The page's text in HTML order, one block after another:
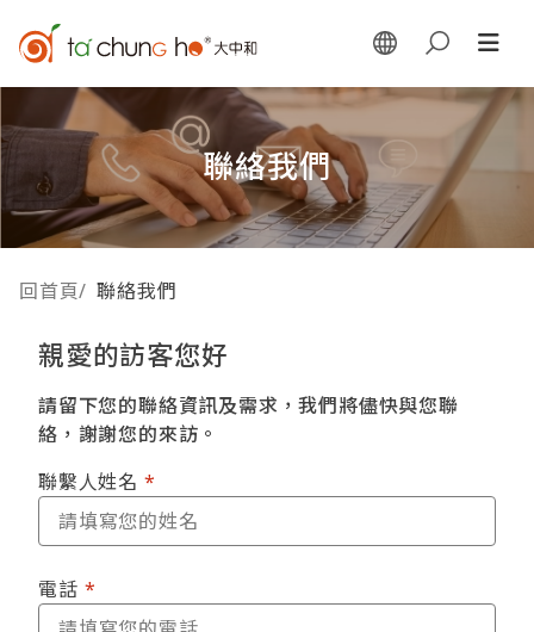
聯絡我們
回首頁/ 聯絡我們
親愛的訪客您好
請留下您的聯絡資訊及需求，我們將儘快與您聯
絡，謝謝您的來訪。
聯繫人姓名
電話